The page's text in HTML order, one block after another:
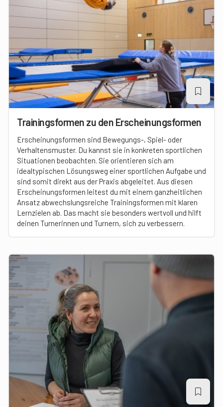
Trainingsformen zu den Erscheinungsformen
Erscheinungsformen sind Bewegungs-, Spiel- oder
Verhaltensmuster. Du kannst sie in konkreten sportlichen
Situationen beobachten. Sie orientieren sich am
idealtypischen Lösungsweg einer sportlichen Aufgabe und
sind somit direkt aus der Praxis abgeleitet. Aus diesen
Erscheinungsformen leitest du mit einem ganzheitlichen
Ansatz abwechslungsreiche Trainingsformen mit klaren
Lernzielen ab. Das macht sie besonders wertvoll und hilft
deinen Turnerinnen und Turnern, sich zu verbessern.